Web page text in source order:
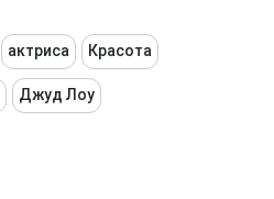
актриса Красота
Джуд Лоу